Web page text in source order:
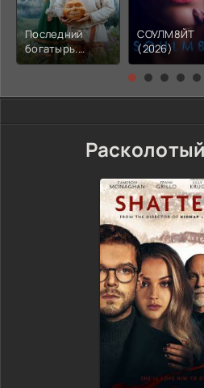
Последний
богатырь.
Колобок (2026)
СОУЛМ8ЙТ
(2026)